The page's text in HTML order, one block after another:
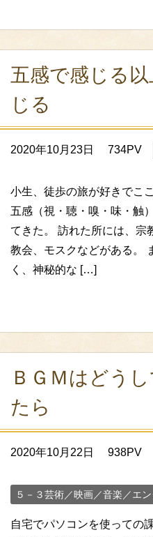
五感で感じる
じる
2020年10月23日 734PV
小生、徒歩の旅が好きでこ
五感（視・聴・嗅・味・触
てきた。 訪れた所には、宗
教会、モスクなどがある。
く、神秘的な […]
ＢＧＭはどう
たら
2020年10月22日 938PV
５－３芸術／映画／音楽／エ
自宅でパソコンを使っての